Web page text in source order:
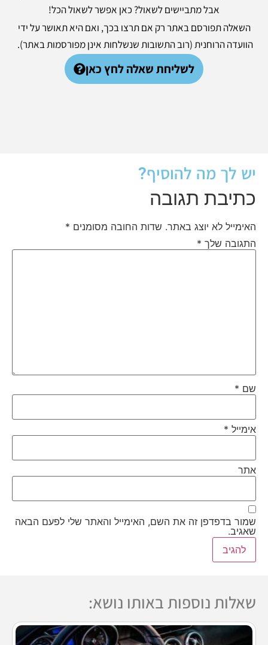
אבל מתביישים לשאול? כאן אפשר לשאול הכל!
השאלה תפורסם באתר רק אם תרצו בכך, ואם היא תאושר על ידי
הוועדה הרוחנית (רוב התשובות שנשלחות אינן מפורסמות באתר).
לשליחת שאלה לחץ כאן
יש לך מה להוסיף?
כתיבת תגובה
האימייל לא יוצג באתר. שדות החובה מסומנים *
התגובה שלך *
שם *
אימייל *
אתר
שמור בדפדפן זה את השם, האימייל והאתר שלי לפעם הבאה
שאגיב.
שאלות נוספות באותו נושא: